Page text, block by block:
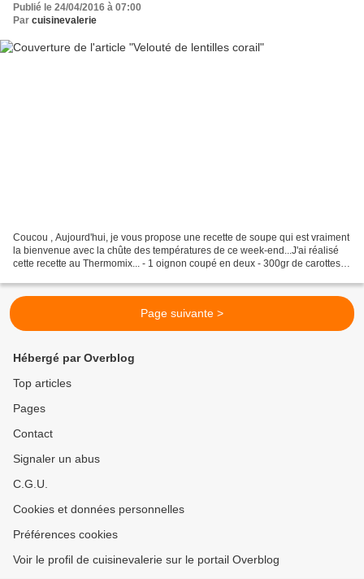
Publié le 24/04/2016 à 07:00
Par cuisinevalerie
Coucou , Aujourd'hui, je vous propose une recette de soupe qui est vraiment
la bienvenue avec la chûte des températures de ce week-end...J'ai réalisé
cette recette au Thermomix... - 1 oignon coupé en deux - 300gr de carottes
Page suivante >
Hébergé par Overblog
Top articles
Pages
Contact
Signaler un abus
C.G.U.
Cookies et données personnelles
Préférences cookies
Voir le profil de cuisinevalerie sur le portail Overblog